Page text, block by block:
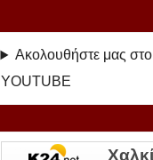
Ακολουθήστε μας στο
YOUTUBE